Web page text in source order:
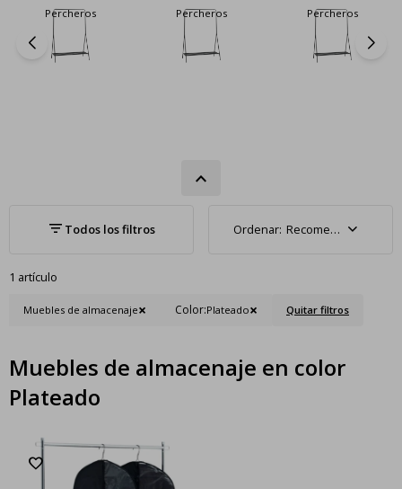
Percheros Percheros Percheros
Recomendados
1 artículo
Muebles de almacenaje Color:Plateado Quitar filtros
Muebles de almacenaje en color
Plateado